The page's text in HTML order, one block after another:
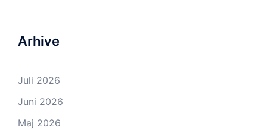
Arhive
Juli 2026
Juni 2026
Maj 2026